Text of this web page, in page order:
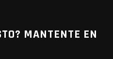
MANTENTE EN